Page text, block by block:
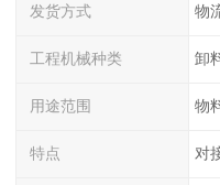
发货方式 物
工程机械种类 卸
用途范围 物
特点 对